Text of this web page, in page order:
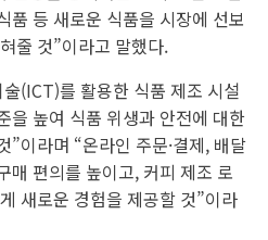
품 등 새로운 식품을 시장에 선보
줄 것”이라고 말했다.
(ICT)를 활용한 식품 제조 시설
을 높여 식품 위생과 안전에 대한
”이라며 “온라인 주문·결제, 배달
매 편의를 높이고, 커피 제조 로
새로운 경험을 제공할 것”이라